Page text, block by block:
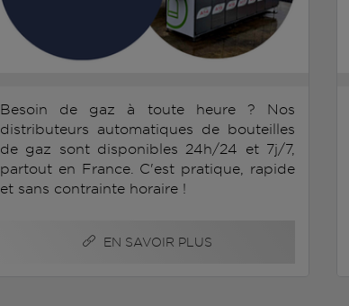
Besoin de gaz à toute heure ? Nos
distributeurs automatiques de bouteilles
de gaz sont disponibles 24h/24 et 7j/7,
partout en France. C'est pratique, rapide
et sans contrainte horaire !
EN SAVOIR PLUS